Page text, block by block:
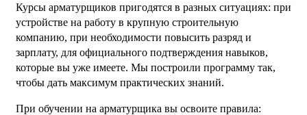
Курсы арматурщиков пригодятся в разных ситуациях: при
устройстве на работу в крупную строительную
компанию, при необходимости повысить разряд и
зарплату, для официального подтверждения навыков,
которые вы уже имеете. Мы построили программу так,
чтобы дать максимум практических знаний.
При обучении на арматурщика вы освоите правила: